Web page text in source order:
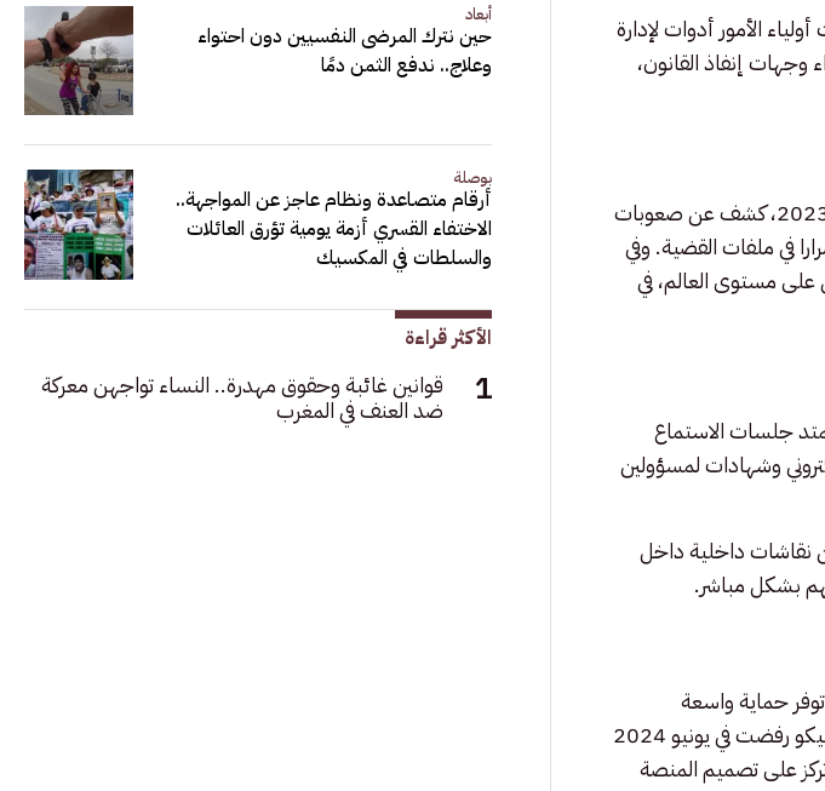
الأمور أدوات لإدارة
إنفاذ القانون،
تستند الدعوى جزئيا إلى تحقيق استقصائي أجرته صحيفة الغارديان على مدى عامين ونشرته في عام 2023، كشف عن صعوبات
في ملفات القضية. وفي
على مستوى العالم، في
المرافعات الافتتاحية في 9 فبراير، على أن تمتد جلسات الاستماع
إلكتروني وشهادات لمسؤولين
نقاشات داخلية داخل
بشكل مباشر.
الأمريكي، التي توفر حماية واسعة
للمنصات من المسؤولية القانونية عن المحتوى الذي ينشئه المستخدمون. غير أن محكمة نيو مكسيكو رفضت في يونيو 2024
على تصميم المنصة
أبعاد
حين نترك المرضى النفسيين دون احتواء
وعلاج.. ندفع الثمن دمًا
بوصلة
أرقام متصاعدة ونظام عاجز عن المواجهة..
الاختفاء القسري أزمة يومية تؤرق العائلات
والسلطات في المكسيك
الأكثر قراءة
قوانين غائبة وحقوق مهدرة.. النساء تواجهن معركة
ضد العنف في المغرب